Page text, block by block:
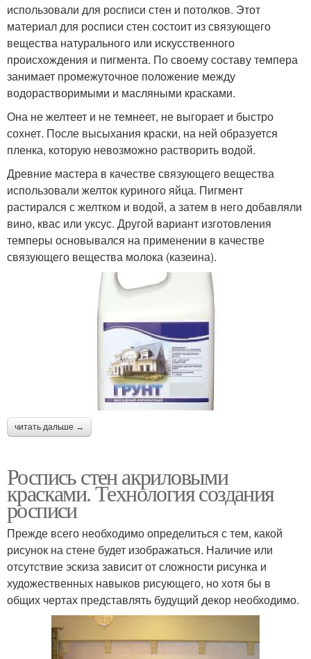
использовали для росписи стен и потолков. Этот
материал для росписи стен состоит из связующего
вещества натурального или искусственного
происхождения и пигмента. По своему составу темпера
занимает промежуточное положение между
водорастворимыми и масляными красками.
Она не желтеет и не темнеет, не выгорает и быстро
сохнет. После высыхания краски, на ней образуется
пленка, которую невозможно растворить водой.
Древние мастера в качестве связующего вещества
использовали желток куриного яйца. Пигмент
растирался с желтком и водой, а затем в него добавляли
вино, квас или уксус. Другой вариант изготовления
темперы основывался на применении в качестве
связующего вещества молока (казеина).
читать дальше →
Роспись стен акриловыми
красками. Технология создания
росписи
Прежде всего необходимо определиться с тем, какой
рисунок на стене будет изображаться. Наличие или
отсутствие эскиза зависит от сложности рисунка и
художественных навыков рисующего, но хотя бы в
общих чертах представлять будущий декор необходимо.